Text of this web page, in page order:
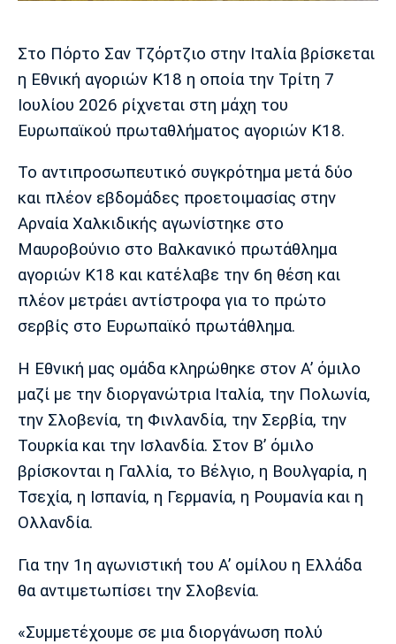
Πολιτισμός
Τραγούδια
Cine Spot
Running
Media
Παρασκήνιο
Πρόγραμμα TV
Κηφισιά Πανσερραϊκός
Μπαρτσελόνα
Ρεάλ
Μαδρίτης
Ατλέτικο
Μάντσεστερ
Γιουνάιτεντ
Τσέλσι Άρσεναλ
Λίβερπουλ
Μάντσεστερ
Σίτι
Γιουβέντους
Ίντερ Μίλαν Μπάγερν
Ντόρτμουντ
Ζερμέν
Στο Πόρτο Σαν Τζόρτζιο στην Ιταλία βρίσκεται
η Εθνική αγοριών Κ18 η οποία την Τρίτη 7
Ιουλίου 2026 ρίχνεται στη μάχη του
Ευρωπαϊκού πρωταθλήματος αγοριών Κ18.
Το αντιπροσωπευτικό συγκρότημα μετά δύο
και πλέον εβδομάδες προετοιμασίας στην
Αρναία Χαλκιδικής αγωνίστηκε στο
Μαυροβούνιο στο Βαλκανικό πρωτάθλημα
αγοριών Κ18 και κατέλαβε την 6η θέση και
πλέον μετράει αντίστροφα για το πρώτο
σερβίς στο Ευρωπαϊκό πρωτάθλημα.
Η Εθνική μας ομάδα κληρώθηκε στον Α’ όμιλο
μαζί με την διοργανώτρια Ιταλία, την Πολωνία,
την Σλοβενία, τη Φινλανδία, την Σερβία, την
Τουρκία και την Ισλανδία. Στον Β’ όμιλο
βρίσκονται η Γαλλία, το Βέλγιο, η Βουλγαρία, η
Τσεχία, η Ισπανία, η Γερμανία, η Ρουμανία και η
Ολλανδία.
Για την 1η αγωνιστική του Α’ ομίλου η Ελλάδα
θα αντιμετωπίσει την Σλοβενία.
«Συμμετέχουμε σε μια διοργάνωση πολύ